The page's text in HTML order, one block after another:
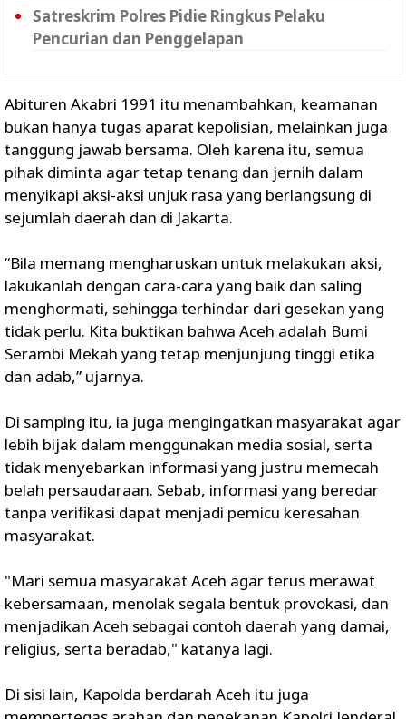
Satreskrim Polres Pidie Ringkus Pelaku
Pencurian dan Penggelapan
Abituren Akabri 1991 itu menambahkan, keamanan
bukan hanya tugas aparat kepolisian, melainkan juga
tanggung jawab bersama. Oleh karena itu, semua
pihak diminta agar tetap tenang dan jernih dalam
menyikapi aksi-aksi unjuk rasa yang berlangsung di
sejumlah daerah dan di Jakarta.
“Bila memang mengharuskan untuk melakukan aksi,
lakukanlah dengan cara-cara yang baik dan saling
menghormati, sehingga terhindar dari gesekan yang
tidak perlu. Kita buktikan bahwa Aceh adalah Bumi
Serambi Mekah yang tetap menjunjung tinggi etika
dan adab,” ujarnya.
Di samping itu, ia juga mengingatkan masyarakat agar
lebih bijak dalam menggunakan media sosial, serta
tidak menyebarkan informasi yang justru memecah
belah persaudaraan. Sebab, informasi yang beredar
tanpa verifikasi dapat menjadi pemicu keresahan
masyarakat.
"Mari semua masyarakat Aceh agar terus merawat
kebersamaan, menolak segala bentuk provokasi, dan
menjadikan Aceh sebagai contoh daerah yang damai,
religius, serta beradab," katanya lagi.
Di sisi lain, Kapolda berdarah Aceh itu juga